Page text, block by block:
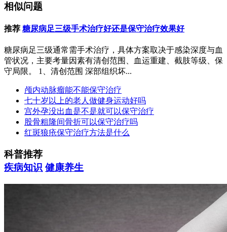
相似问题
推荐 糖尿病足三级手术治疗好还是保守治疗效果好
糖尿病足三级通常需手术治疗，具体方案取决于感染深度与血
管状况，主要考量因素有清创范围、血运重建、截肢等级、保
守局限。 1、清创范围 深部组织坏...
颅内动脉瘤能不能保守治疗
七十岁以上的老人做健身运动好吗
宫外孕没出血是不是就可以保守治疗
股骨粗隆间骨折可以保守治疗吗
红斑狼疮保守治疗方法是什么
科普推荐
疾病知识 健康养生